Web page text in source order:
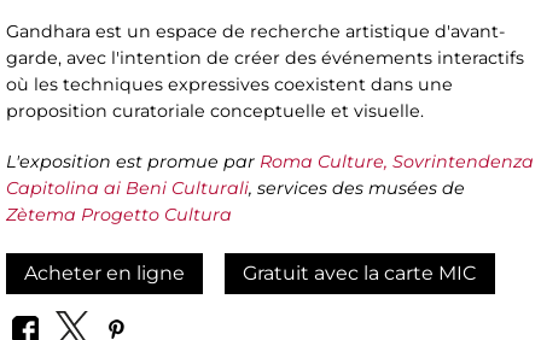
Gandhara est un espace de recherche artistique d'avant-
garde, avec l'intention de créer des événements interactifs
où les techniques expressives coexistent dans une
proposition curatoriale conceptuelle et visuelle.
L'exposition est promue par Roma Culture, Sovrintendenza
Capitolina ai Beni Culturali, services des musées de
Zètema Progetto Cultura
Acheter en ligne Gratuit avec la carte MIC